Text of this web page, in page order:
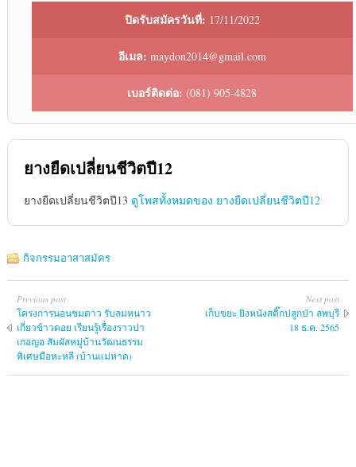
ปิดรับสมัครวันที่: 17/11/2022
อีเมล: maydon2014@gmail.com
เบอร์ติดต่อ: (081) 905-4828
ยางยืดเปลี่ยนชีวิตปี12
ยางยืดเปลี่ยนชีวิตปี13 ดูโพสทั้งหมดของ ยางยืดเปลี่ยนชีวิตปี12
กิจกรรมอาสาสมัคร
Previous post
โครงการนอนชมดาว รับลมหนาว
เกี่ยวข้าวดอย เรียนรู้เรื่องราวปา
เกอญอ สัมผัสหมู่บ้านวัฒนธรรม
พิเศษมือหะหลี (บ้านแม่หาด)
Next post
เก็บขยะ ยิงหนังสติ๊กปลูกป่า ลพบุรี
18 ธ.ค. 2565